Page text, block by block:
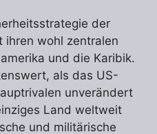
der
ihren wohl zentralen
und die Karibik.
als das US-
unverändert
Land weltweit
und militärische